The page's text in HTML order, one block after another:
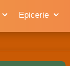
Epicerie